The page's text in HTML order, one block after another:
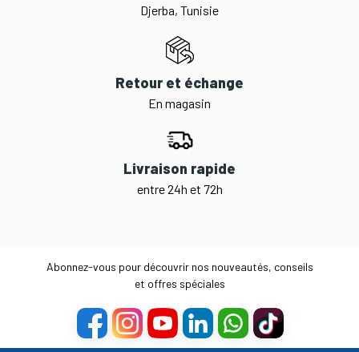
Djerba, Tunisie
Retour et échange
En magasin
Livraison rapide
entre 24h et 72h
Abonnez-vous pour découvrir nos nouveautés, conseils
et offres spéciales